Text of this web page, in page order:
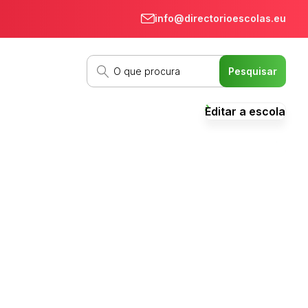
info@directorioescolas.eu
Editar a escola